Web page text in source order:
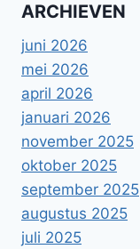
ARCHIEVEN
juni 2026
mei 2026
april 2026
januari 2026
november 2025
oktober 2025
september 2025
augustus 2025
juli 2025